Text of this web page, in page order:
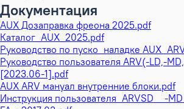
Документация
AUX Дозаправка фреона 2025.pdf
Каталог_AUX_2025.pdf
Руководство по пуско_наладке
Руководство пользователя ARV(-LD,-
[2023.06-1].pdf
AUX ARV мануал внутренние блоки.pdf
Инструкция пользователя_ARVSD__-